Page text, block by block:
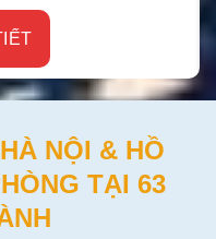
NỘI & HỒ
TẠI 63